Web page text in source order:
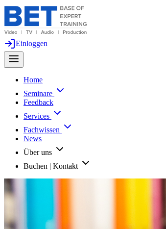
Einloggen
Home
Seminare
Feedback
Services
Fachwissen
News
Über uns
Buchen | Kontakt